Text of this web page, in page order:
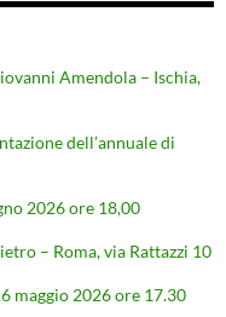
Amendola – Ischia,
dell’annuale di
2026 ore 18,00
– Roma, via Rattazzi 10
maggio 2026 ore 17.30